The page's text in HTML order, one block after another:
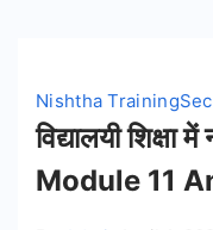
Nishtha Training
विद्यालयी
Module 11